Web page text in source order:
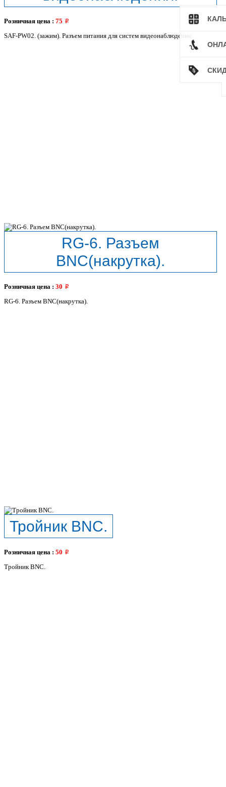
Розничная цена : 75
SAF-PW02. (зажим). Разъем питания для систем видеонаблюдения.
RG-6. Разъем
BNC(накрутка).
Розничная цена : 30
RG-6. Разъем BNC(накрутка).
Тройник BNC.
Розничная цена : 50
Тройник BNC.